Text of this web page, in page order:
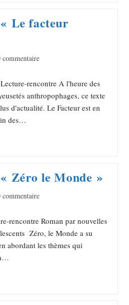
Le facteur
commentaire
rencontre A l'heure des
anthropophages, ce texte
d'actualité. Le Facteur est en
des…
Zéro le Monde »
commentaire
rencontre Roman par nouvelles
Zéro, le Monde a su
abordant les thèmes qui